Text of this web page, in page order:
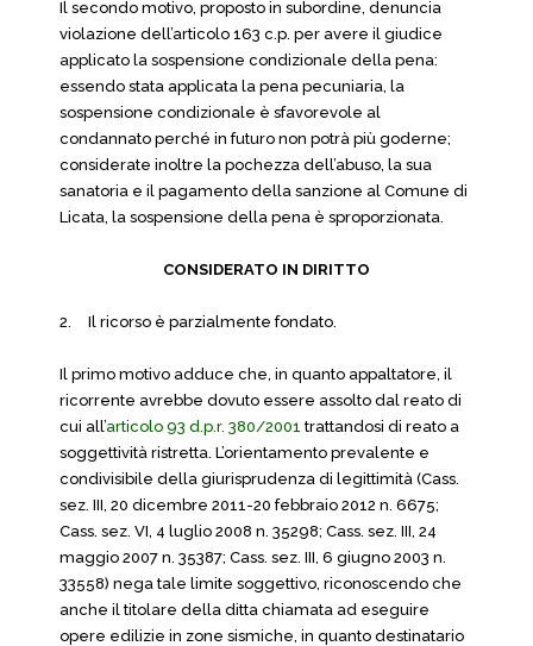
Il secondo motivo, proposto in subordine, denuncia
violazione dell’articolo 163 c.p. per avere il giudice
applicato la sospensione condizionale della pena:
essendo stata applicata la pena pecuniaria, la
sospensione condizionale è sfavorevole al
condannato perché in futuro non potrà più goderne;
considerate inoltre la pochezza dell’abuso, la sua
sanatoria e il pagamento della sanzione al Comune di
Licata, la sospensione della pena è sproporzionata.
CONSIDERATO IN DIRITTO
2. Il ricorso è parzialmente fondato.
Il primo motivo adduce che, in quanto appaltatore, il
ricorrente avrebbe dovuto essere assolto dal reato di
cui all’articolo 93 d.p.r. 380/2001 trattandosi di reato a
soggettività ristretta. L’orientamento prevalente e
condivisibile della giurisprudenza di legittimità (Cass.
sez. III, 20 dicembre 2011-20 febbraio 2012 n. 6675;
Cass. sez. VI, 4 luglio 2008 n. 35298; Cass. sez. III, 24
maggio 2007 n. 35387; Cass. sez. III, 6 giugno 2003 n.
33558) nega tale limite soggettivo, riconoscendo che
anche il titolare della ditta chiamata ad eseguire
opere edilizie in zone sismiche, in quanto destinatario